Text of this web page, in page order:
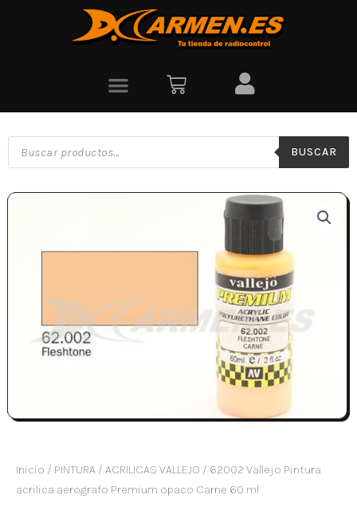
BUSCAR
Inicio / PINTURA / ACRILICAS VALLEJO / 62002 Vallejo Pintura
acrilica aerografo Premium opaco Carne 60 ml